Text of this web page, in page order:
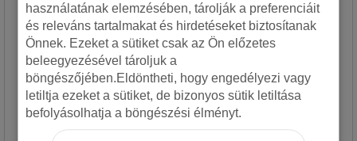
használatának elemzésében, tárolják a preferenciáit
és releváns tartalmakat és hirdetéseket biztosítanak
Önnek. Ezeket a sütiket csak az Ön előzetes
beleegyezésével tároljuk a
böngészőjében.Eldöntheti, hogy engedélyezi vagy
letiltja ezeket a sütiket, de bizonyos sütik letiltása
befolyásolhatja a böngészési élményt.